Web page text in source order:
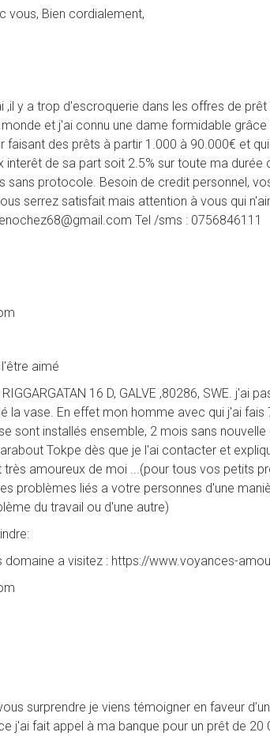
vous, Bien cordialement,
,il y a trop d'escroquerie dans les offres de
et j'ai connu une dame formidable
faisant des prêts à partir 1.000 à 90.000€ et
interêt de sa part soit 2.5% sur toute ma
sans protocole. Besoin de credit personnel,
serrez satisfait mais attention à vous qui
Tel /sms : 0756846111
aimé
16 D, GALVE ,80286, SWE.
la vase. En effet mon homme avec qui j'ai
sont installés ensemble, 2 mois sans
Tokpe dès que je l'ai contacter et
amoureux de moi ...(pour tous vos petits
problèmes liés a votre personnes d'une
du travail ou d'une autre)
domaine a visitez : https://www.voyances-
surprendre je viens témoigner en faveur
j'ai fait appel à ma banque pour un prêt de